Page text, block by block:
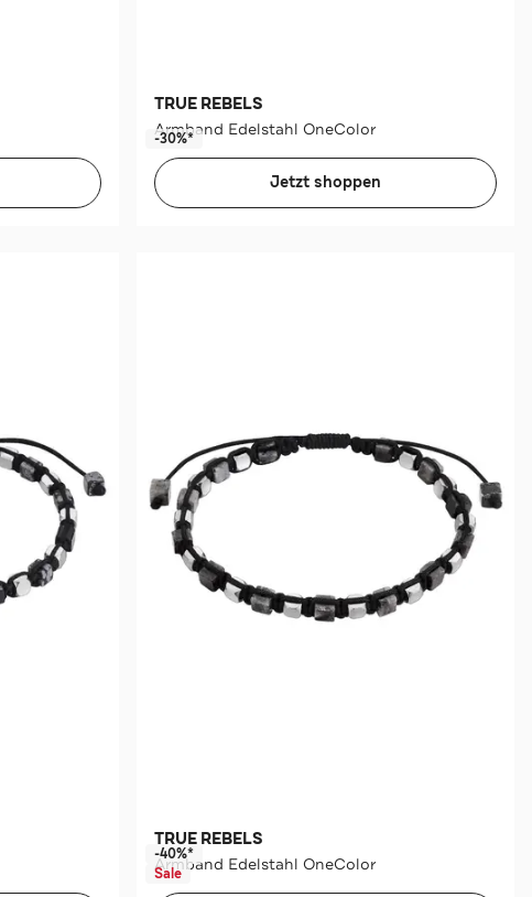
TRUE REBELS
Armband Edelstahl OneColor
-30%*
Jetzt shoppen
TRUE REBELS
Armband Edelstahl OneColor
-40%*
Sale